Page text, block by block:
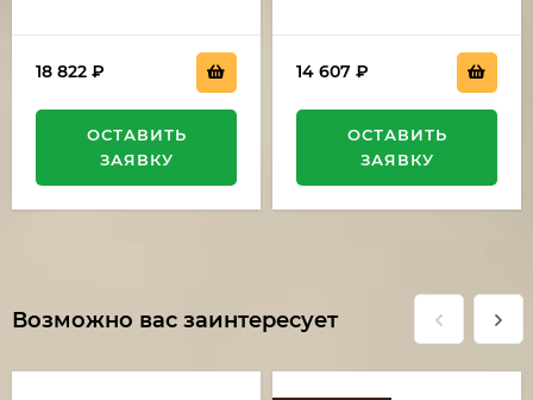
18 822 ₽
ОСТАВИТЬ
ЗАЯВКУ
14 607 ₽
ОСТАВИТЬ
ЗАЯВКУ
Возможно вас заинтересует